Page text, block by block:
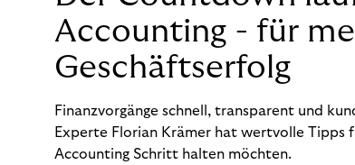
Accounting - für
Geschäftserfolg
Finanzvorgänge schnell, transparent und
Experte Florian Krämer hat wertvolle Tipps
Accounting Schritt halten möchten.